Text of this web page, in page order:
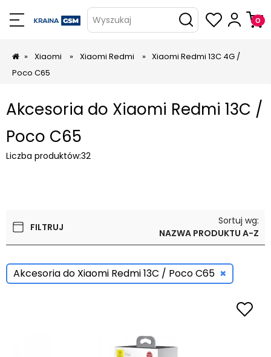
Wyszukaj
» Xiaomi » Xiaomi Redmi » Xiaomi Redmi 13C 4G /
Poco C65
Akcesoria do Xiaomi Redmi 13C /
Poco C65
Liczba produktów:32
FILTRUJ
Sortuj wg:
NAZWA PRODUKTU A-Z
Akcesoria do Xiaomi Redmi 13C / Poco C65 ×